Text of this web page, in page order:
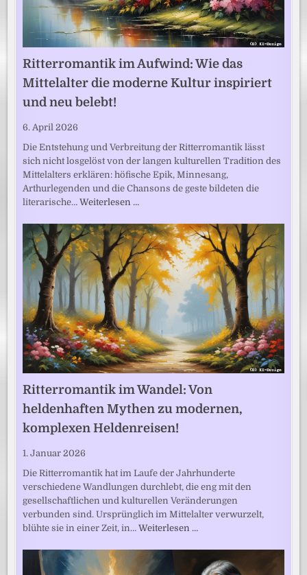
Ritterromantik im Aufwind: Wie das
Mittelalter die moderne Kultur inspiriert
und neu belebt!
6. April 2026
Die Entstehung und Verbreitung der Ritterromantik lässt
sich nicht losgelöst von der langen kulturellen Tradition des
Mittelalters erklären: höfische Epik, Minnesang,
Arthurlegenden und die Chansons de geste bildeten die
literarische…Weiterlesen …
Ritterromantik im Wandel: Von
heldenhaften Mythen zu modernen,
komplexen Heldenreisen!
1. Januar 2026
Die Ritterromantik hat im Laufe der Jahrhunderte
verschiedene Wandlungen durchlebt, die eng mit den
gesellschaftlichen und kulturellen Veränderungen
verbunden sind. Ursprünglich im Mittelalter verwurzelt,
blühte sie in einer Zeit, in…Weiterlesen …